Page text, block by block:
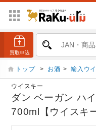
トップ > お酒 > 輸入ウ
ウイスキー
ダン ベーガン ハ
700ml【ウイスキ